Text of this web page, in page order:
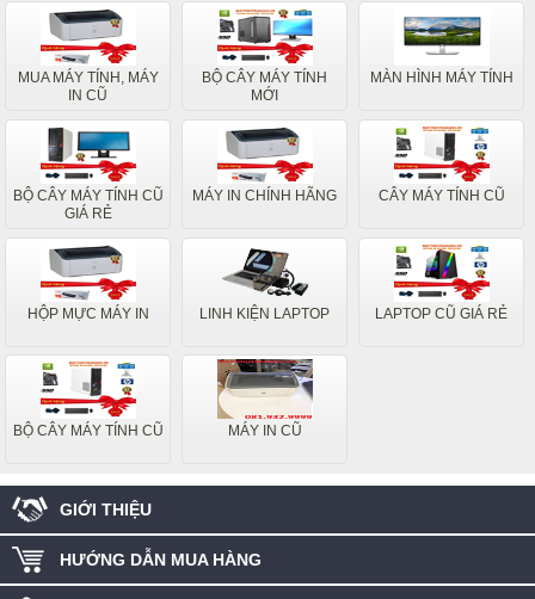
MUA MÁY TÍNH, MÁY
IN CŨ
BỘ CÂY MÁY TÍNH
MỚI
MÀN HÌNH MÁY TÍNH
BỘ CÂY MÁY TÍNH CŨ
GIÁ RẺ
MÁY IN CHÍNH HÃNG CÂY MÁY TÍNH CŨ
HỘP MỰC MÁY IN LINH KIỆN LAPTOP LAPTOP CŨ GIÁ RẺ
BỘ CÂY MÁY TÍNH CŨ MÁY IN CŨ
GIỚI THIỆU
HƯỚNG DẪN MUA HÀNG